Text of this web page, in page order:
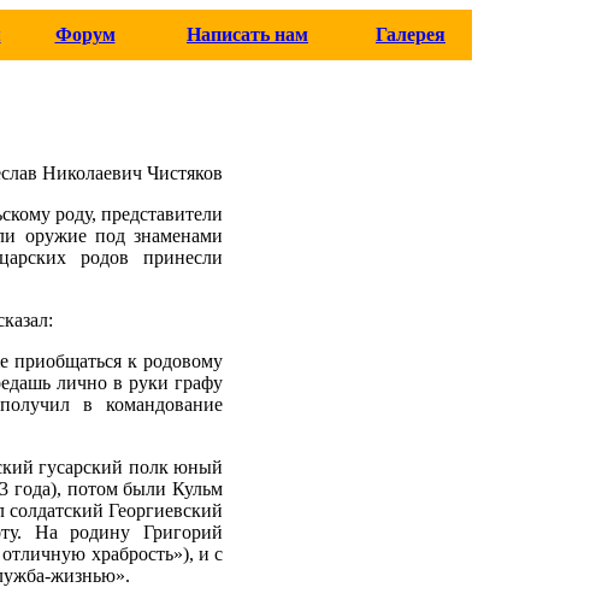
Форум Написать нам Галерея
Николаевич Чистяков
роду, представители
оружие под знаменами
родов принесли
приобщаться к родовому
лично в руки графу
в командование
гусарский полк юный
года), потом были Кульм
Георгиевский
На родину Григорий
храбрость»), и с
жизнью».